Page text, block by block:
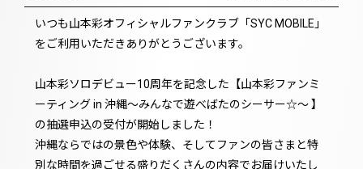
いつも山本彩オフィシャルファンクラブ「SYC MOBILE」
をご利用いただきありがとうございます。
山本彩ソロデビュー10周年を記念した【山本彩ファンミ
ーティング in 沖縄〜みんなで遊べばたのシーサー☆〜 】
の抽選申込の受付が開始しました！
沖縄ならではの景色や体験、そしてファンの皆さまと特
別な時間を過ごせる盛りだくさんの内容でお届けいたし